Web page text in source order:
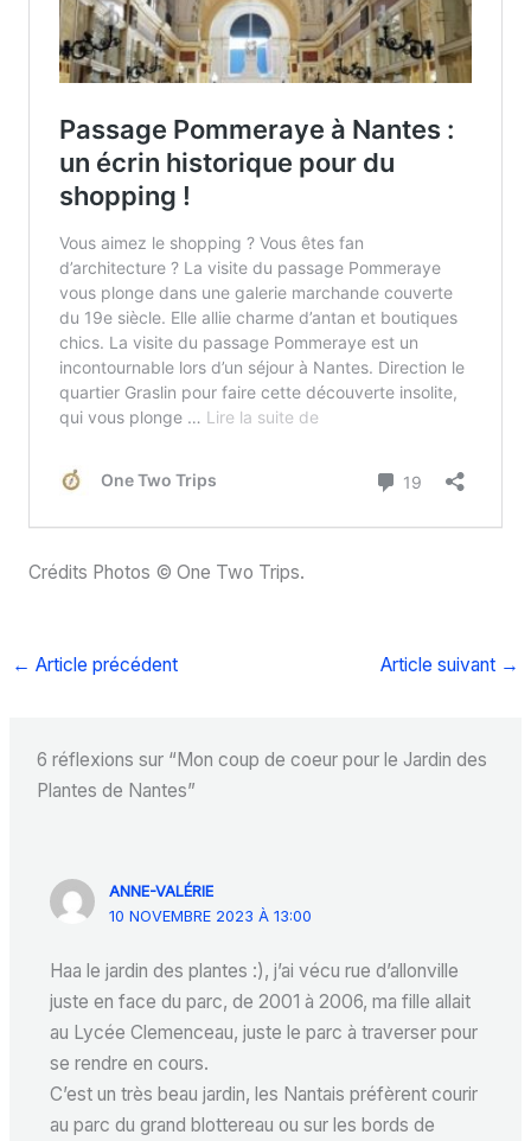
Crédits Photos © One Two Trips.
← Article précédent Article suivant →
6 réflexions sur “Mon coup de coeur pour le Jardin des
Plantes de Nantes”
ANNE-VALÉRIE
10 NOVEMBRE 2023 À 13:00
Haa le jardin des plantes :), j’ai vécu rue d’allonville
juste en face du parc, de 2001 à 2006, ma fille allait
au Lycée Clemenceau, juste le parc à traverser pour
se rendre en cours.
C’est un très beau jardin, les Nantais préfèrent courir
au parc du grand blottereau ou sur les bords de